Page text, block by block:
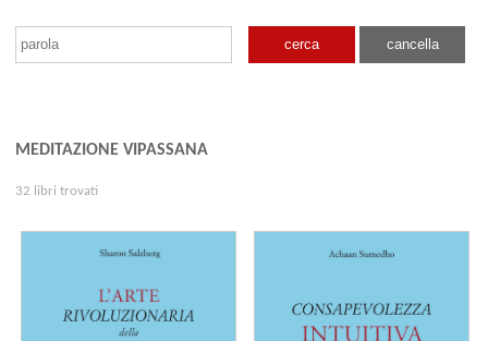
cerca cancella
MEDITAZIONE VIPASSANA
32 libri trovati